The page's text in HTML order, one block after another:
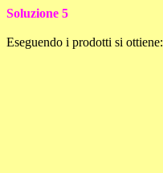
Soluzione 5
Eseguendo i prodotti si ottiene: